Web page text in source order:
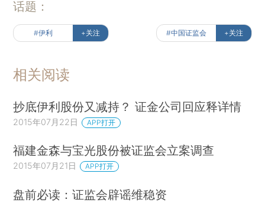
话题：
#伊利 +关注 #中国证监会 +关注
相关阅读
抄底伊利股份又减持？ 证金公司回应释详情
2015年07月22日 APP打开
福建金森与宝光股份被证监会立案调查
2015年07月21日 APP打开
盘前必读：证监会辟谣维稳资